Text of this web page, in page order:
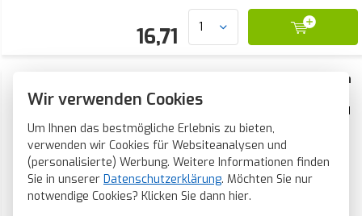
Wir verwenden Cookies
Um Ihnen das bestmögliche Erlebnis zu bieten,
verwenden wir Cookies für Websiteanalysen und
(personalisierte) Werbung. Weitere Informationen finden
Sie in unserer Datenschutzerklärung. Möchten Sie nur
notwendige Cookies? Klicken Sie dann hier.
16,71
Hager Berker Abdeckrahmen 4-fach C1 titan
(WAD7400TA)
vertikale Montage, C.1, Titan metallic (RAL 9006).
Werkstoff: Thermoplast (lackiert). Maße:
81,5x294x10mm.
Aktueller Lagerbestand: